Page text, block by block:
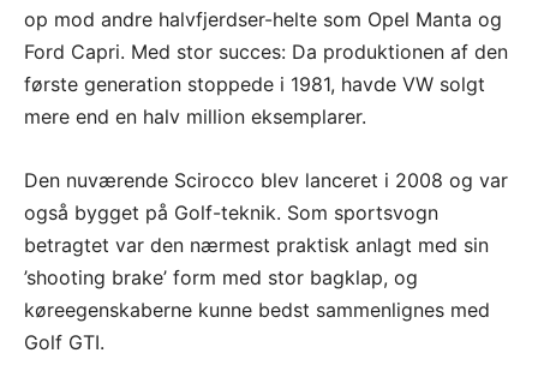
op mod andre halvfjerdser-helte som Opel Manta og
Ford Capri. Med stor succes: Da produktionen af den
første generation stoppede i 1981, havde VW solgt
mere end en halv million eksemplarer.
Den nuværende Scirocco blev lanceret i 2008 og var
også bygget på Golf-teknik. Som sportsvogn
betragtet var den nærmest praktisk anlagt med sin
’shooting brake’ form med stor bagklap, og
køreegenskaberne kunne bedst sammenlignes med
Golf GTI.